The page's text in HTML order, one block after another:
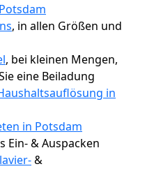
, in allen Größen und
, bei kleinen Mengen,
eine Beiladung
in
in Potsdam
Ein- & Auspacken
&